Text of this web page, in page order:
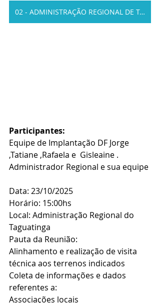
02 - ADMINISTRAÇÃO REGIONAL DE TAGUATINGA
Participantes:
Equipe de Implantação DF Jorge
,Tatiane ,Rafaela e  Gisleaine .
Administrador Regional e sua equipe
Data: 23/10/2025
Horário: 15:00hs
Local: Administração Regional do
Taguatinga
Pauta da Reunião:
Alinhamento e realização de visita
técnica aos terrenos indicados
Coleta de informações e dados
referentes a:
Associações locais